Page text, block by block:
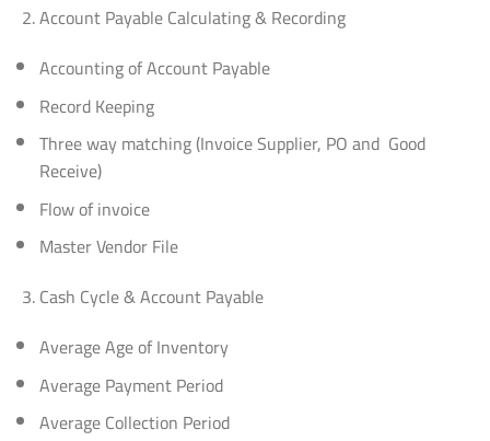
Account Payable Calculating & Recording
Accounting of Account Payable
Record Keeping
Three way matching (Invoice Supplier, PO and Good
Receive)
Flow of invoice
Master Vendor File
Cash Cycle & Account Payable
Average Age of Inventory
Average Payment Period
Average Collection Period